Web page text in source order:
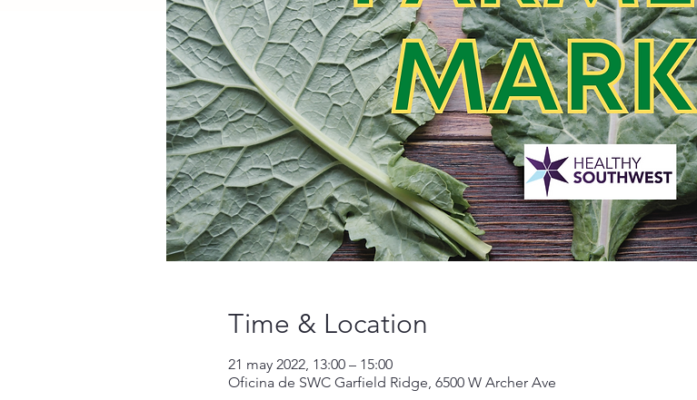
Time & Location
21 may 2022, 13:00 – 15:00
Oficina de SWC Garfield Ridge, 6500 W Archer Ave